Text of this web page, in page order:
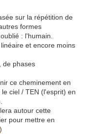
sur la répétition de
formes
: l'humain.
et encore moins
de phases
ce cheminement en
ciel / TEN (l'esprit) en
autour cette
pour mettre en
)